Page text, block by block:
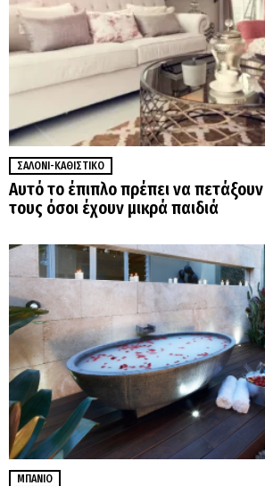
ΣΑΛΌΝΙ-ΚΑΘΙΣΤΙΚΌ
Αυτό το έπιπλο πρέπει να
τους όσοι έχουν μικρά παιδιά
ΜΠΆΝΙΟ